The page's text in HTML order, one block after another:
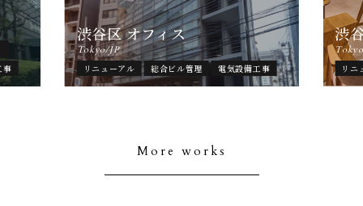
事
渋谷区 オフィス
Tokyo/JP
リニューアル
総合ビル管理 電気設備工事
渋
リニ
More works